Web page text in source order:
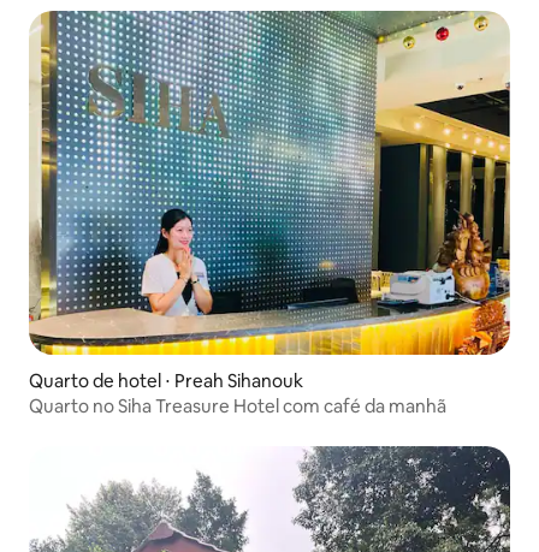
Quarto de hotel ⋅ Preah Sihanouk
Quarto no Siha Treasure Hotel com café da manhã